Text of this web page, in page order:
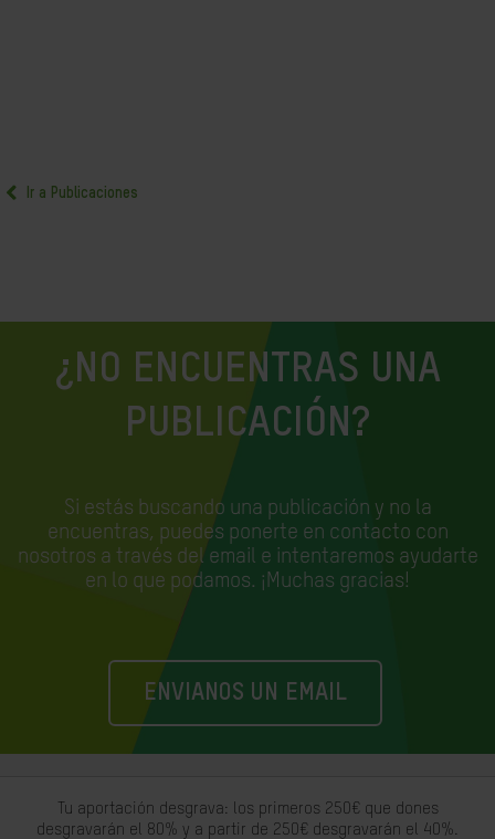
Ir a Publicaciones
¿NO ENCUENTRAS UNA
PUBLICACIÓN?
Si estás buscando una publicación y no la
encuentras, puedes ponerte en contacto con
nosotros a través del email e intentaremos ayudarte
en lo que podamos. ¡Muchas gracias!
ENVIANOS UN EMAIL
Tu aportación desgrava: los primeros 250€ que dones
desgravarán el 80% y a partir de 250€ desgravarán el 40%.